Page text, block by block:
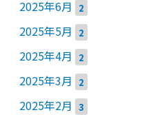
2025年6月 2
2025年5月 2
2025年4月 2
2025年3月 2
2025年2月 3